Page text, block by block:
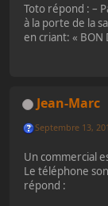
Toto répond : –
à la porte de la
en criant: « BON
Jean-Marc
Septembre 13,
Un commercial
Le téléphone
répond :